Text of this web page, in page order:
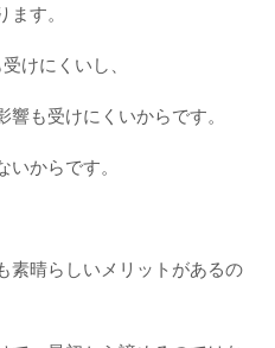
ます。
けにくいし、
響も受けにくいからです。
いからです。
素晴らしいメリットがあるの